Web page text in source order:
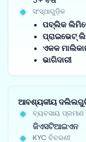
ସଂସ୍ଥାଗୁଡ଼ିକ
ପବ୍ଲିକ
ପ୍ରାଇଭେଟ୍
ଏକକ
ଭାଗିଦାରୀ
ଆବଶ୍ୟକୀୟ
ବ୍ୟବସାୟ ପ୍ରମାଣ
ଜିଏସଟିଆଇଏନ
KYC ବିବରଣୀ